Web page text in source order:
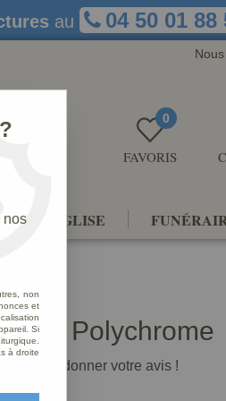
au 04 50 01 88
0
FAVORIS
D'ÉGLISE
Polychrome
premier à donner votre avis !
nos
non
et
Si
à droite